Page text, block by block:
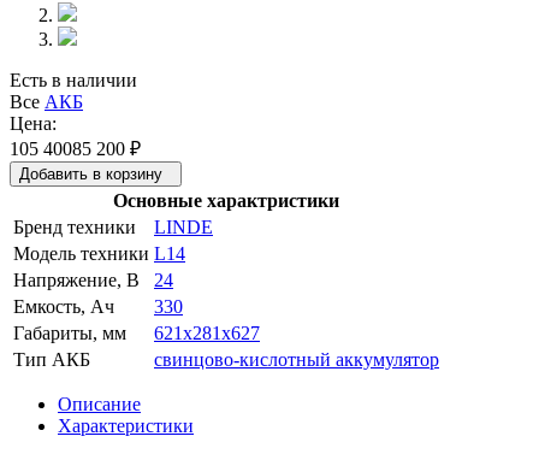
Есть в наличии
Все АКБ
Цена:
105 40085 200 ₽
Добавить в корзину
Основные характристики
Бренд техники
LINDE
Модель техники L14
Напряжение, В
24
Емкость, Ач
330
Габариты, мм
621x281x627
Тип АКБ
свинцово-кислотный аккумулятор
Описание
Характеристики